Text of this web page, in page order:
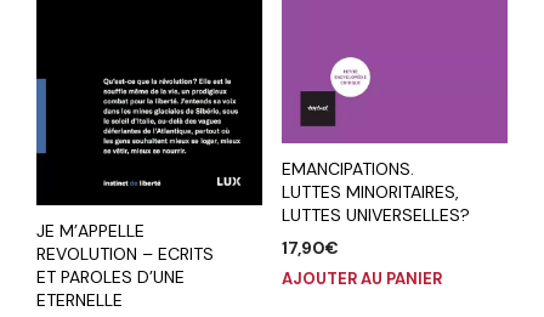
JE M’APPELLE
REVOLUTION – ECRITS
ET PAROLES D’UNE
ETERNELLE
EMANCIPATIONS.
LUTTES MINORITAIRES,
LUTTES UNIVERSELLES?
17,90€
AJOUTER AU PANIER